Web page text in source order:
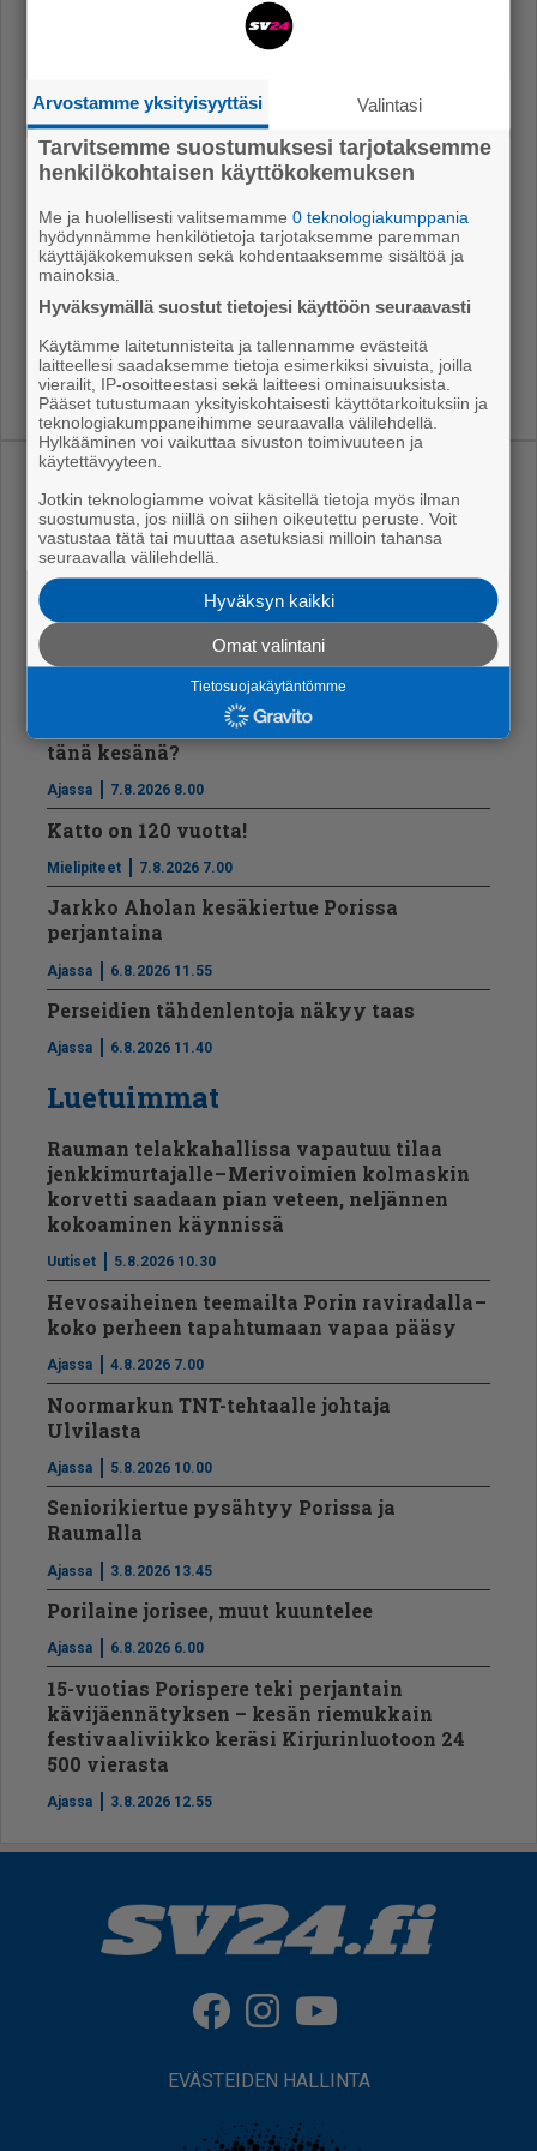
Sa­ta­kun­nan vuo­den yrit­tä­jä­per­he 2025on
yrit­tä­jä­per­he, jon­ka yri­tys Fin­nEPS Oy te­kee Ko­ke­
tei­ta ja pien­ra­ken­nuk­sia.
Sa­ta­kun­nan vuo­den yk­si­ny­rit­tä­jä 2025 on kan­kaan­
pää­läi­nenEsa Kuu­sis­to, jon­ka yri­tys on Kuu­sis­ton
Lasi.
Sa­ta­kun­nan vuo­den nuo­ri yrit­tä­jä 2025 onKa­ta­rii­na
Kuu­sis­to
läs­sä.
Uusimmat
Vt8:lle uusi asfaltti Tikkula-Hyvelä välille
Ajassa 7.8.2026 12.25
Ikäihmisille kaupatut ilmanvaihtopalvelut
käynnistivät laajan esitutkinnan
7.8.2026 12.15
Voiko kaupungin mailta poimia kukkia
tänä kesänä?
Ajassa 7.8.2026 8.00
Katto on 120 vuotta!
Mielipiteet 7.8.2026 7.00
Jarkko Aholan kesäkiertue Porissa
perjantaina
Ajassa 6.8.2026 11.55
Perseidien tähdenlentoja näkyy taas
Ajassa 6.8.2026 11.40
Luetuimmat
Rauman telakkahallissa vapautuu tilaa
jenkkimurtajalle – Merivoimien kolmaskin
korvetti saadaan pian veteen, neljännen
kokoaminen käynnissä
Uutiset 5.8.2026 10.30
Hevosaiheinen teemailta Porin raviradalla –
koko perheen tapahtumaan vapaa pääsy
Ajassa 4.8.2026 7.00
Noormarkun TNT-tehtaalle johtaja
Ulvilasta
Ajassa 5.8.2026 10.00
Seniorikiertue pysähtyy Porissa ja
Raumalla
Ajassa 3.8.2026 13.45
Porilaine jorisee, muut kuuntelee
Ajassa 6.8.2026 6.00
15-vuotias Porispere teki perjantain
kävijäennätyksen – kesän riemukkain
festivaaliviikko keräsi Kirjurinluotoon 24
500 vierasta
Ajassa 3.8.2026 12.55
EVÄSTEIDEN HALLINTA
Arvostamme yksityisyyttäsi Valintasi
Tarvitsemme suostumuksesi tarjotaksemme
henkilökohtaisen käyttökokemuksen
Me ja huolellisesti valitsemamme0 teknologiakumppania
hyödynnämme henkilötietoja tarjotaksemme paremman
käyttäjäkokemuksen sekä kohdentaaksemme sisältöä ja
mainoksia.
Hyväksymällä suostut tietojesi käyttöön seuraavasti
Käytämme laitetunnisteita ja tallennamme evästeitä
laitteellesi saadaksemme tietoja esimerkiksi sivuista, joilla
vierailit, IP-osoitteestasi sekä laitteesi ominaisuuksista.
Pääset tutustumaan yksityiskohtaisesti käyttötarkoituksiin ja
teknologiakumppaneihimme seuraavalla välilehdellä.
Hylkääminen voi vaikuttaa sivuston toimivuuteen ja
käytettävyyteen.
Jotkin teknologiamme voivat käsitellä tietoja myös ilman
suostumusta, jos niillä on siihen oikeutettu peruste. Voit
vastustaa tätä tai muuttaa asetuksiasi milloin tahansa
seuraavalla välilehdellä.
Hyväksyn kaikki
Omat valintani
Tietosuojakäytäntömme